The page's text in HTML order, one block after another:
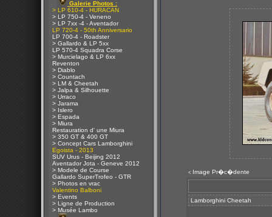
Galerie Photos :
> LP 610-4 - HURACAN
> LP 750-4 - Veneno
> LP 7xx -4 - Aventador
LP 720-4 - 50th Anniversario
LP 700-4 - Roadster
> Gallardo & LP 5xx
LP 570-4 Squadra Corse
> Murcielago & LP 6xx
Reventon
> Diablo
> Countach
> LM & Cheetah
> Jalpa & Silhouette
> Urraco
> Jarama
> Islero
> Espada
> Miura
Restauration d' une Miura
> 350 GT & 400 GT
> Concept Cars Lamborghini
Egoista - 2013
SUV Urus - Beijing 2012
Aventador Jota - Geneve 2012
> Modele de Course
Gallardo SuperTrofeo - GTR
> Photos en vrac
Valentino Balboni
> Events
> Ligne de Production
> Musée Lambo
< Image Pr�c�dente
Lamborghini Cheetah